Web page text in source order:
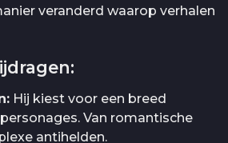
veranderd waarop verhalen
Hij kiest voor een breed
Van romantische
antihelden.